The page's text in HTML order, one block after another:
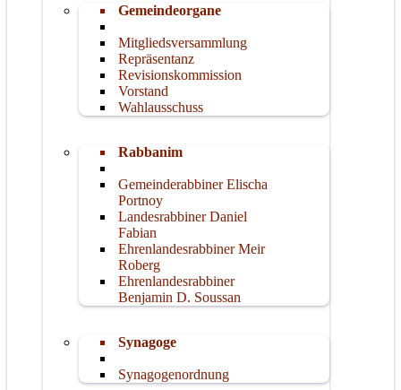
Gemeindeorgane
Mitgliedsversammlung
Repräsentanz
Revisionskommission
Vorstand
Wahlausschuss
Rabbanim
Gemeinderabbiner Elischa
Portnoy
Landesrabbiner Daniel
Fabian
Ehrenlandesrabbiner Meir
Roberg
Ehrenlandesrabbiner
Benjamin D. Soussan
Synagoge
Synagogenordnung